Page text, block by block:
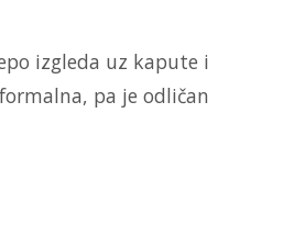
izgleda uz kapute i
pa je odličan